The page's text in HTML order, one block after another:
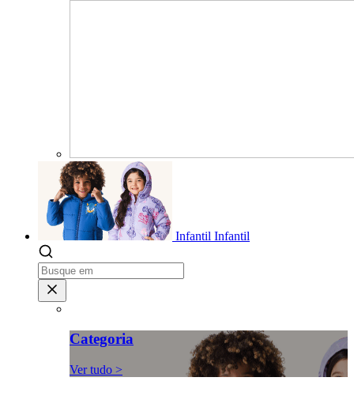
Infantil Infantil
Categoria
Ver tudo >